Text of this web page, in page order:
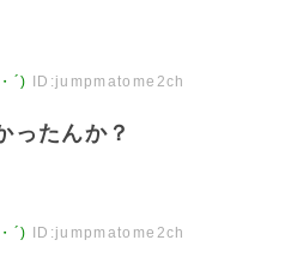
´) ID:jumpmatome2ch
ったんか？
´) ID:jumpmatome2ch